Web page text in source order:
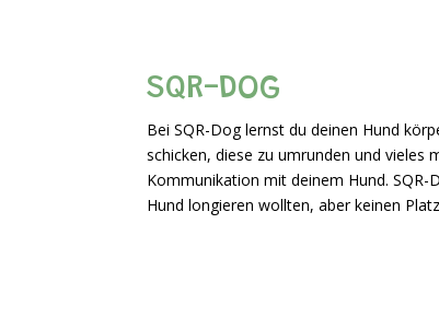
SQR-DOG
Bei SQR-Dog lernst du deinen Hund
schicken, diese zu umrunden und vieles
Kommunikation mit deinem Hund.
Hund longieren wollten, aber keinen